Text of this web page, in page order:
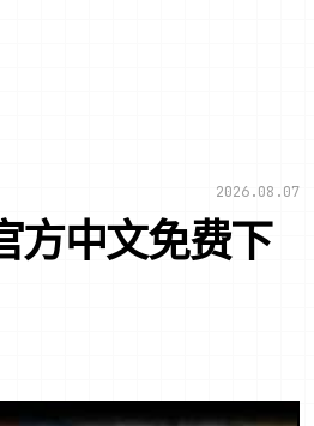
2026.08.07
方中文免费下